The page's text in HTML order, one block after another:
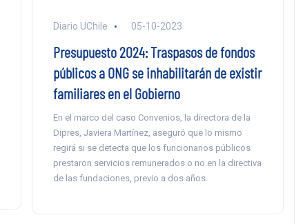
Diario UChile 05-10-2023
Presupuesto 2024: Traspasos de fondos
públicos a ONG se inhabilitarán de existir
familiares en el Gobierno
En el marco del caso Convenios, la directora de la
Dipres, Javiera Martínez, aseguró que lo mismo
regirá si se detecta que los funcionarios públicos
prestaron servicios remunerados o no en la directiva
de las fundaciones, previo a dos años.